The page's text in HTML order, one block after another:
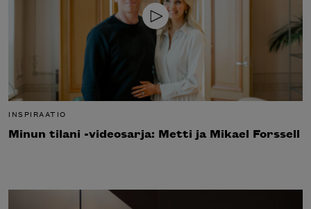
INSPIRAATIO
Minun tilani -videosarja: Metti ja Mikael Forssell